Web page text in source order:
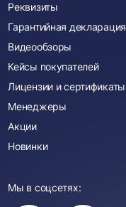
Реквизиты
Гарантийная декларация
Видеообзоры
Кейсы покупателей
Лицензии и сертификаты
Менеджеры
Акции
Новинки
Мы в соцсетях: